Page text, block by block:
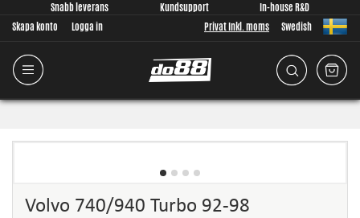
Snabb leverans Kundsupport
In-house R&D
Skapa konto
Logga in Privat Inkl. moms Swedish
Volvo 740/940 Turbo 92-98